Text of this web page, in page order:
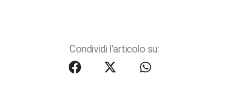
Condividi l'articolo su: